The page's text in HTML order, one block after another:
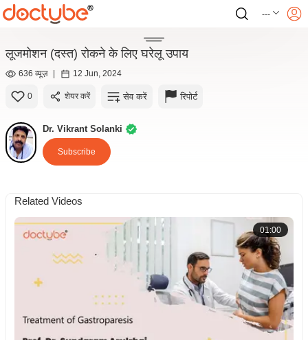
---
लूजमोशन (दस्त) रोकने के लिए घरेलू उपाय
636 व्यूज़ | 12 Jun, 2024
0 शेयर करें सेव करें रिपोर्ट
Dr. Vikrant Solanki
Subscribe
Related Videos
01:00